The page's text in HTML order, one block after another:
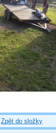
Zpět do složky